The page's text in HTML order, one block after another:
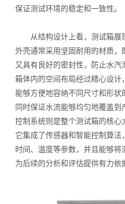
保证测试环境的稳定和一致性。
从结构设计上看，测试箱展
外壳通常采用坚固耐用的材质，
又具有良好的密封性，防止水汽
箱体内的空间布局经过精心设计，
能够方便地容纳不同尺寸和形状
同时保证水流能够均匀地覆盖到
控制系统则是整个测试箱的核心
它集成了传感器和智能控制算法
时间、温度等参数，并且能够将
为后续的分析和评估提供有力依